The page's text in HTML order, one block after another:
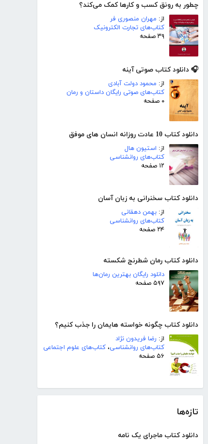
چطور به رونق کسب و‌ کارها کمک می‌کند؟
از: مهران منصوری فر
کتاب‌های تجارت الکترونیک
۳۹ صفحه
🎧 دانلود کتاب صوتی آینه
از: محمود دولت آبادی
کتاب‌های صوتی رایگان داستان و رمان
۰ صفحه
دانلود کتاب 10 عادت روزانه انسان های موفق
از: استیون هال
کتاب‌های روانشناسی
۱۲ صفحه
دانلود کتاب سخنرانی به زبان آسان
از: بهمن دهقانی
کتاب‌های روانشناسی
۲۴ صفحه
دانلود کتاب رمان شطرنج شکسته
دانلود رایگان بهترین رمان‌ها
۵۹۷ صفحه
دانلود کتاب چگونه خواسته هایمان را جذب کنیم؟
از: رضا فریدون نژاد
کتاب‌های روانشناسی، کتاب‌های علوم اجتماعی
۵۶ صفحه
تازه‌ها
دانلود کتاب ماجرای یک نامه